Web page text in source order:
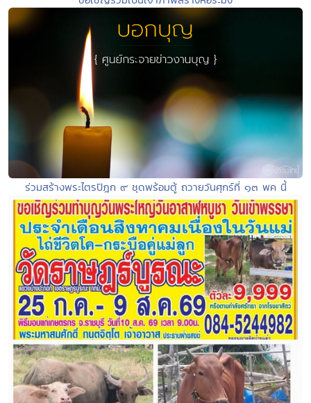
ร่วมสร้างพระไตรปิฎก ๙ ชุดพร้อมตู้ ถวายวันศุกร์ที่ ๑๓ พค นี้